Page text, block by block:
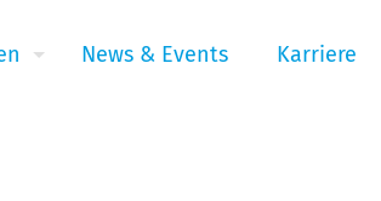
News & Events Karriere